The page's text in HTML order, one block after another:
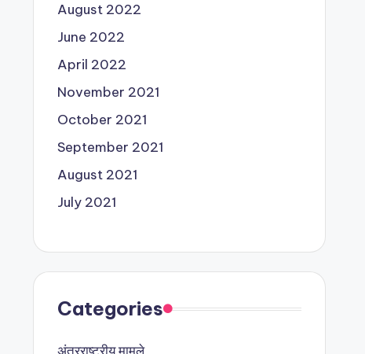
August 2022
June 2022
April 2022
November 2021
October 2021
September 2021
August 2021
July 2021
Categories